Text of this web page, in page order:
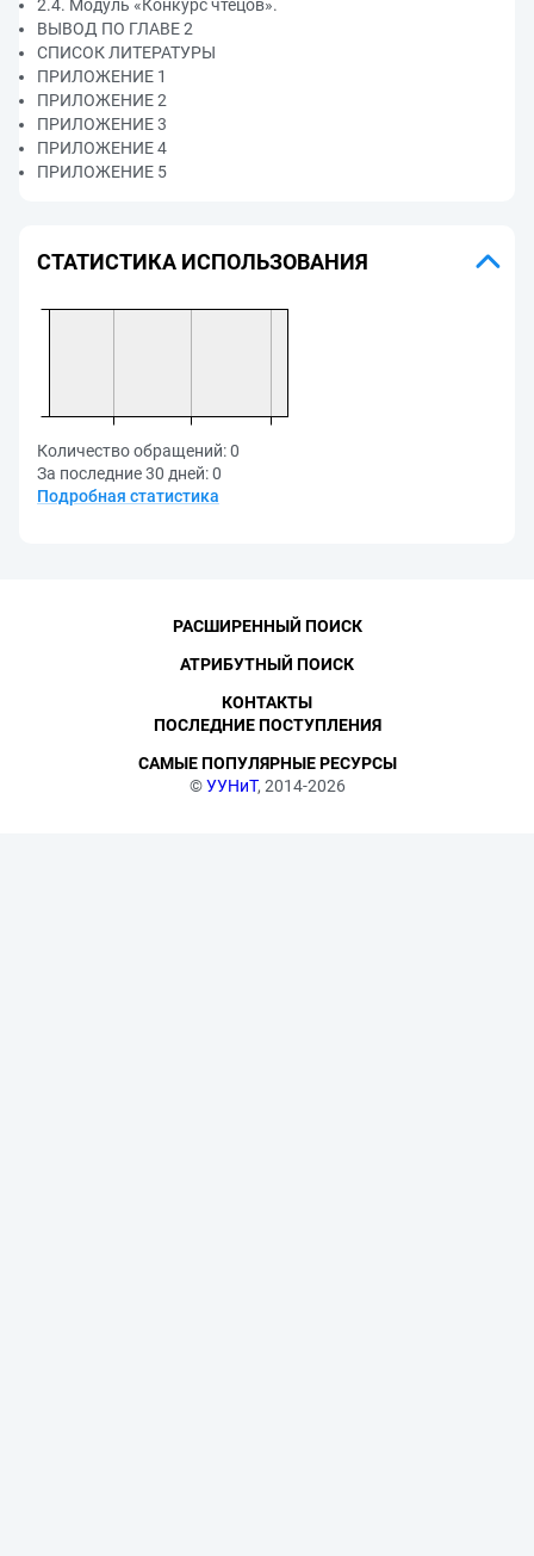
2.4. Модуль «Конкурс чтецов».
ВЫВОД ПО ГЛАВЕ 2
СПИСОК ЛИТЕРАТУРЫ
ПРИЛОЖЕНИЕ 1
ПРИЛОЖЕНИЕ 2
ПРИЛОЖЕНИЕ 3
ПРИЛОЖЕНИЕ 4
ПРИЛОЖЕНИЕ 5
СТАТИСТИКА ИСПОЛЬЗОВАНИЯ
Количество обращений:0
За последние 30 дней:0
Подробная статистика
©УУНиТ, 2014-2026
РАСШИРЕННЫЙ ПОИСК
АТРИБУТНЫЙ ПОИСК
КОНТАКТЫ
ПОСЛЕДНИЕ ПОСТУПЛЕНИЯ
САМЫЕ ПОПУЛЯРНЫЕ РЕСУРСЫ